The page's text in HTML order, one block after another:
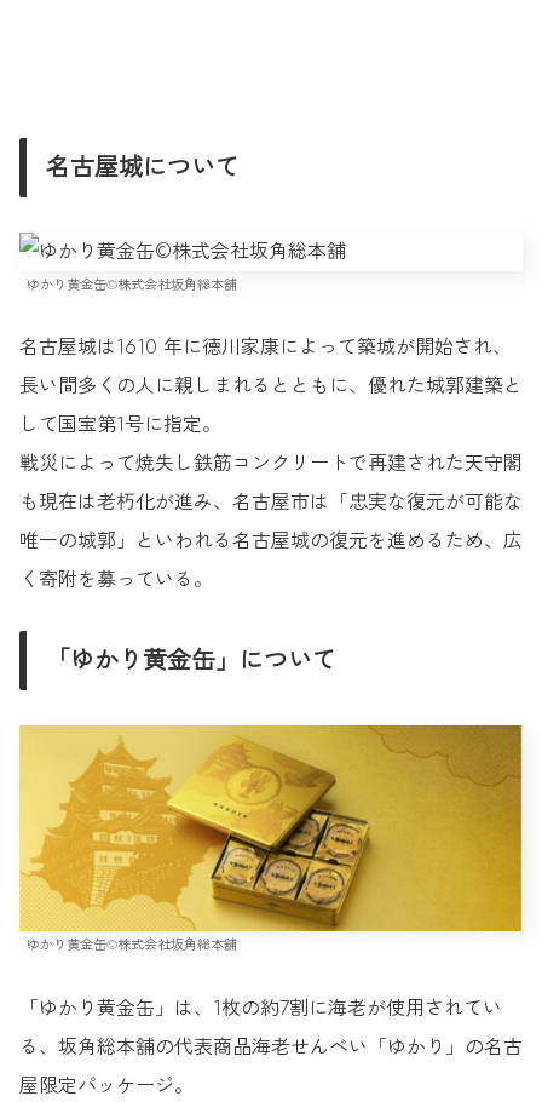
名古屋城について
ゆかり黄金缶©︎株式会社坂角総本舖
名古屋城は1610 年に徳川家康によって築城が開始され、
長い間多くの人に親しまれるとともに、優れた城郭建築と
して国宝第1号に指定。
戦災によって焼失し鉄筋コンクリートで再建された天守閣
も現在は老朽化が進み、名古屋市は「忠実な復元が可能な
唯一の城郭」といわれる名古屋城の復元を進めるため、広
く寄附を募っている。
「ゆかり黄金缶」について
ゆかり黄金缶©︎株式会社坂角総本舖
「ゆかり黄金缶」は、1枚の約7割に海老が使用されてい
る、坂角総本舖の代表商品海老せんべい「ゆかり」の名古
屋限定パッケージ。